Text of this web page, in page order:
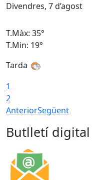
Divendres, 7 d’agost
T.Màx: 35°
T.Min: 19°
Tarda
1
2
AnteriorSegüent
Butlletí digital